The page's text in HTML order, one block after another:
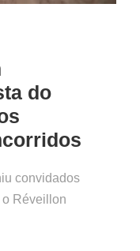
do
convidados
Réveillon